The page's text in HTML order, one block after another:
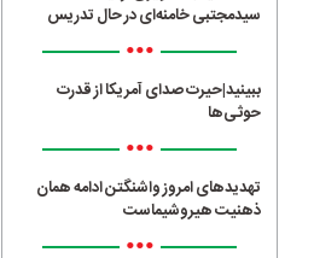
سیدمجتبی خامنه‌ای در حال تدریس
•••
ببینید|حیرت صدای آمریکا از قدرت
حوثی‌ها
•••
تهدیدهای امروز واشنگتن ادامه همان
ذهنیت هیروشیماست
•••